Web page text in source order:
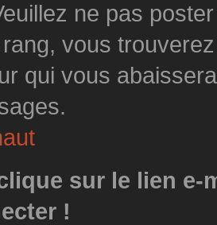
ne pas
vous
qui vous
sur le lien e-
!